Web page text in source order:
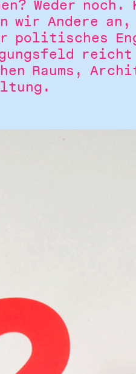
Weder noch.
wir Andere
Raums,